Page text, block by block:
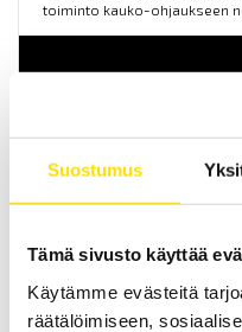
Suostumus
Tämä sivusto käyttää
Käytämme evästeitä
räätälöimiseen,
toiminto kauko-ohjaukseen
CA8331 & CA8333